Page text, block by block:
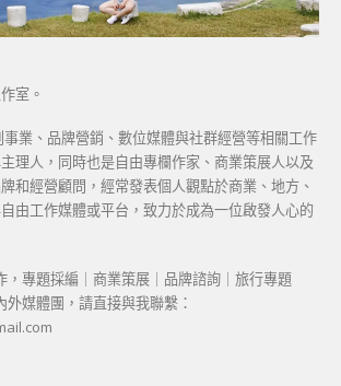
室。
業、品牌營銷、數位媒體與社群經營等相關工作
理人，同時也是自由專欄作家、商業策展人以及
和經營顧問，經常發表個人觀點於商業、地方、
由工作媒體或平台，致力於成為一位啟發人心的
，專題採編｜商業策展｜品牌諮詢｜旅行專題
外媒體團，請直接與我聯繫：